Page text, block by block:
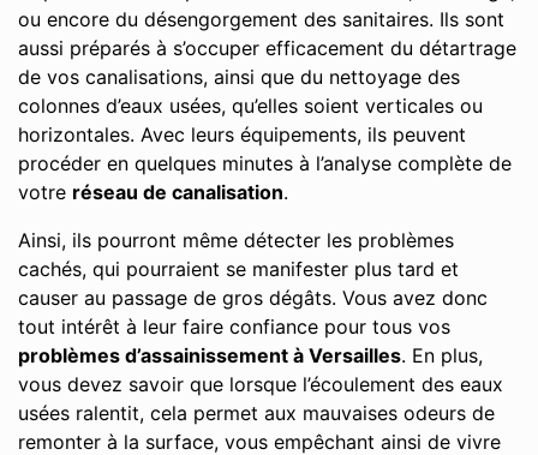
ou encore du désengorgement des sanitaires. Ils sont
aussi préparés à s’occuper efficacement du détartrage
de vos canalisations, ainsi que du nettoyage des
colonnes d’eaux usées, qu’elles soient verticales ou
horizontales. Avec leurs équipements, ils peuvent
procéder en quelques minutes à l’analyse complète de
votre réseau de canalisation.
Ainsi, ils pourront même détecter les problèmes
cachés, qui pourraient se manifester plus tard et
causer au passage de gros dégâts. Vous avez donc
tout intérêt à leur faire confiance pour tous vos
problèmes d’assainissement à Versailles. En plus,
vous devez savoir que lorsque l’écoulement des eaux
usées ralentit, cela permet aux mauvaises odeurs de
remonter à la surface, vous empêchant ainsi de vivre